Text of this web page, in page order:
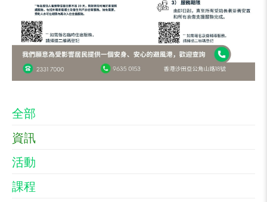
全部
資訊
活動
課程